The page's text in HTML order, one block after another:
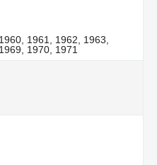
1961, 1962, 1963,
1970, 1971